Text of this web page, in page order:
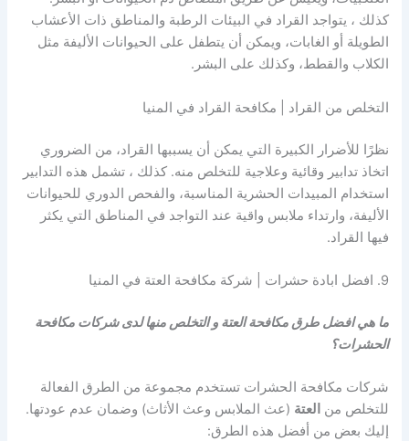
كذلك ، يتواجد القراد في البيئات الرطبة والمناطق ذات الأعشاب
الطويلة أو الغابات، ويمكن أن يتطفل على الحيوانات الأليفة مثل
الكلاب والقطط، وكذلك على البشر.
التخلص من القراد | مكافحة القراد في المنيا
نظرًا للأضرار الكبيرة التي يمكن أن يسببها القراد، من الضروري
اتخاذ تدابير وقائية وعلاجية للتخلص منه. كذلك ، تشمل هذه التدابير
استخدام المبيدات الحشرية المناسبة، والفحص الدوري للحيوانات
الأليفة، وارتداء ملابس واقية عند التواجد في المناطق التي يكثر
فيها القراد.
9. افضل ابادة حشرات | شركة مكافحة العتة في المنيا
ما هي افضل طرق مكافحة العتة و التخلص منها لدى شركات مكافحة
الحشرات؟
شركات مكافحة الحشرات تستخدم مجموعة من الطرق الفعالة
للتخلص من العتة (عث الملابس وعث الأثاث) وضمان عدم عودتها.
إليك بعض من أفضل هذه الطرق: